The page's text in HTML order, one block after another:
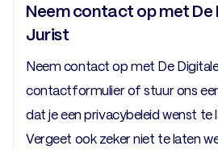
Neem contact op met De
Jurist
Neem contact op met De
contactformulier of stuur ons
dat je een privacybeleid wenst te
Vergeet ook zeker niet te laten